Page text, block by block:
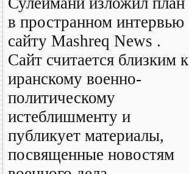
в пространном интервью
сайту Mashreq News .
Сайт считается близким к
иранскому военно-
политическому
истеблишменту и
публикует материалы,
посвященные новостям